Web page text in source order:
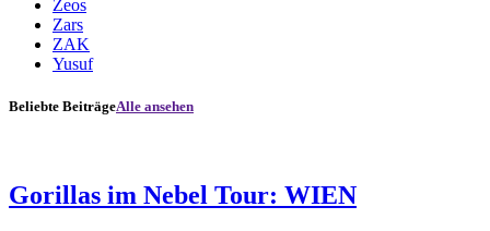
Zeos
Zars
ZAK
Yusuf
Beliebte BeiträgeAlle ansehen
Gorillas im Nebel Tour: WIEN